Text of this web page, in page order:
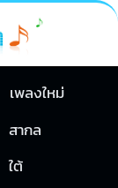
เพลงใหม่
สากล
ใต้